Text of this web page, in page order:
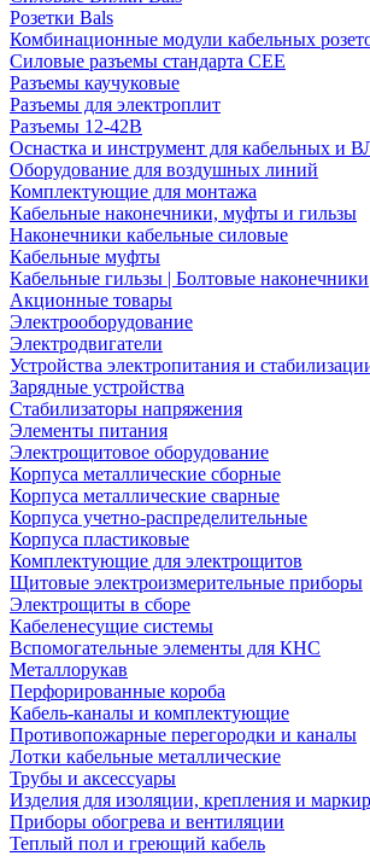
Розетки Bals
Комбинационные модули кабельных
Силовые разъемы стандарта CEE
Разъемы каучуковые
Разъемы для электроплит
Разъемы 12-42В
Оснастка и инструмент для кабельных и
Оборудование для воздушных линий
Комплектующие для монтажа
Кабельные наконечники, муфты и гильзы
Наконечники кабельные силовые
Кабельные муфты
Кабельные гильзы | Болтовые наконечники
Акционные товары
Электрооборудование
Электродвигатели
Устройства электропитания и
Зарядные устройства
Стабилизаторы напряжения
Элементы питания
Электрощитовое оборудование
Корпуса металлические сборные
Корпуса металлические сварные
Корпуса учетно-распределительные
Корпуса пластиковые
Комплектующие для электрощитов
Щитовые электроизмерительные приборы
Электрощиты в сборе
Кабеленесущие системы
Вспомогательные элементы для КНС
Металлорукав
Перфорированные короба
Кабель-каналы и комплектующие
Противопожарные перегородки и каналы
Лотки кабельные металлические
Трубы и аксессуары
Изделия для изоляции, крепления и
Приборы обогрева и вентиляции
Теплый пол и греющий кабель